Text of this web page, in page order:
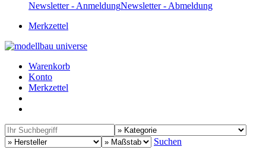
Newsletter - AnmeldungNewsletter - Abmeldung
Merkzettel
Warenkorb
Konto
Merkzettel
Suchen